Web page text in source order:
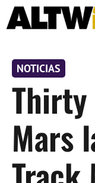
Saltar
al
NOTICIAS
Thirty
Mars